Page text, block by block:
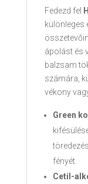
Fedezd fel
különleges
ápolást és
balzsam
számára,
vékony
Green
fényét.
Cetil-